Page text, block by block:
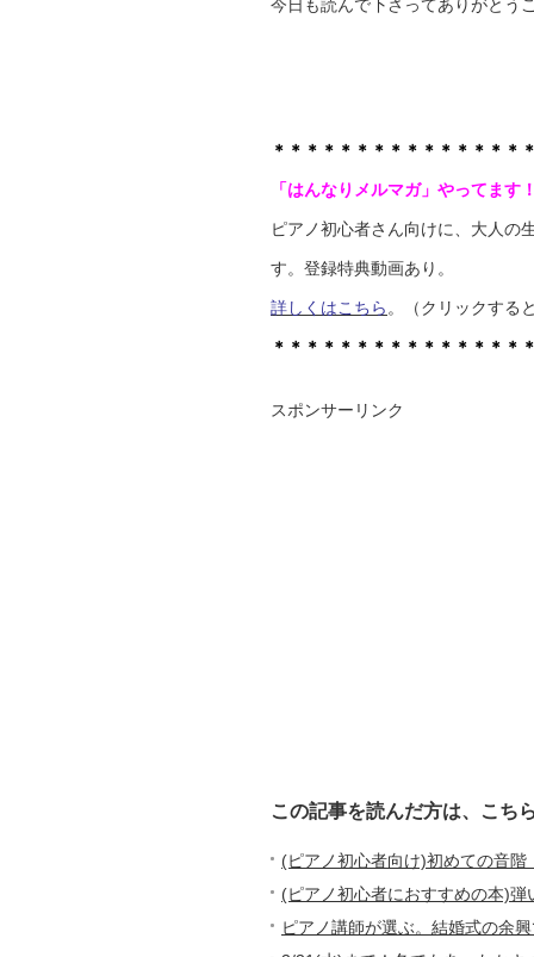
今日も読んで下さってありがとう
＊＊＊＊＊＊＊＊＊＊＊＊＊＊＊
「はんなりメルマガ」やってます
ピアノ初心者さん向けに、大人の
す。登録特典動画あり。
詳しくはこちら。（クリックする
＊＊＊＊＊＊＊＊＊＊＊＊＊＊＊
スポンサーリンク
この記事を読んだ方は、こち
(ピアノ初心者向け)初めての音
(ピアノ初心者におすすめの本)
ピアノ講師が選ぶ。結婚式の余